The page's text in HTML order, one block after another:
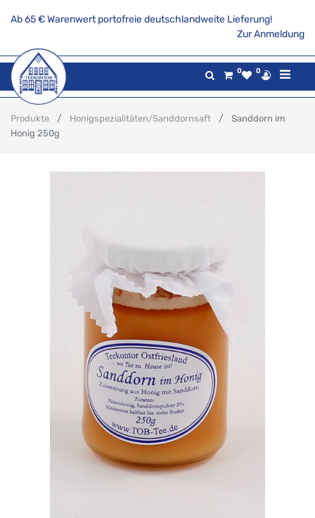
Ab 65 € Warenwert portofreie deutschlandweite Lieferung!
Zur Anmeldung
0 0
Produkte Honigspezialitäten/Sanddornsaft
Sanddorn im
Honig 250g